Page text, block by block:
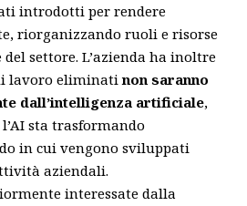
introdotti per rendere
riorganizzando ruoli e risorse
settore. L’azienda ha inoltre
lavoro eliminatinon saranno
dall’intelligenza artificiale,
sta trasformando
in cui vengono sviluppati
aziendali.
interessate dalla